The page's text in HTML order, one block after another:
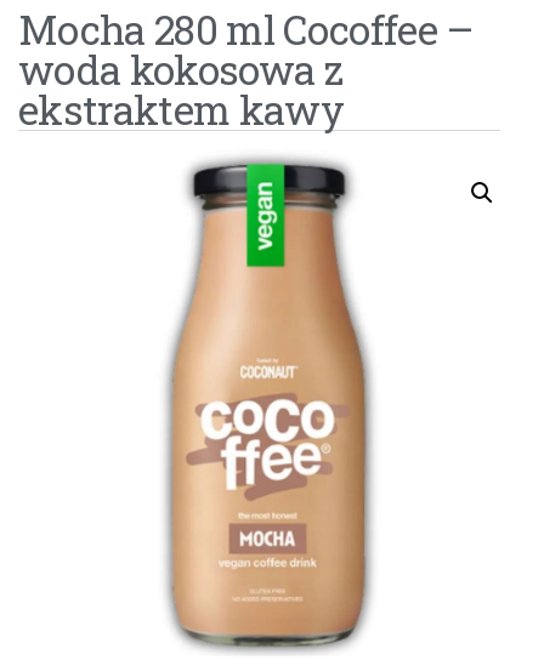
Mocha 280 ml Cocoffee –
woda kokosowa z
ekstraktem kawy